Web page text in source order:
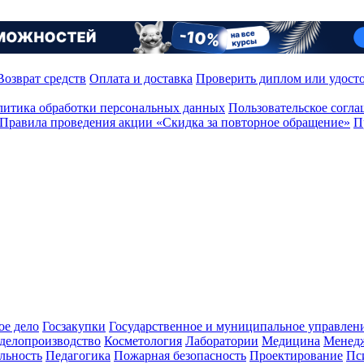
средств Оплата и доставка Проверить диплом или
обработки персональных данных Пользовательское
Правила проведения акции «Скидка за повторное обращение»
дело Госзакупки Государственное и муниципальное
Косметология Лаборатории Медицина
Педагогика Пожарная безопасность Проектирование